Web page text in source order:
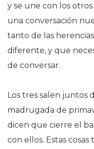
y se une con los
una conversación
tanto de las
diferente, y que
de conversar.
Los tres salen juntos
madrugada de
dicen que cierre el
con ellos. Estas